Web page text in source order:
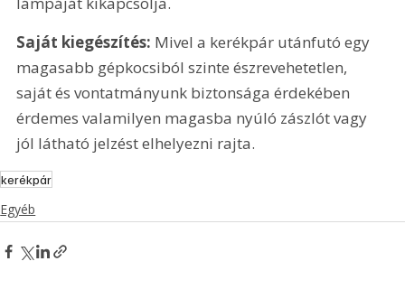
Saját kiegészítés: Mivel a kerékpár utánfutó egy
magasabb gépkocsiból szinte észrevehetetlen,
saját és vontatmányunk biztonsága érdekében
érdemes valamilyen magasba nyúló zászlót vagy
jól látható jelzést elhelyezni rajta.
kerékpár
Egyéb